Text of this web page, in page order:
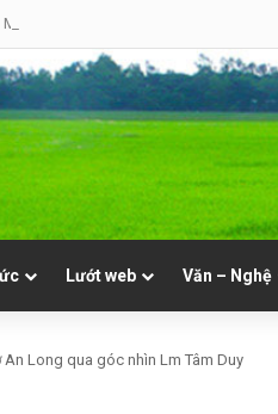
Phần VII: ĐỜI LINH MỤC. Cả Nổ
Lướt web Văn – Nghệ
Long qua góc nhìn Lm Tâm Duy